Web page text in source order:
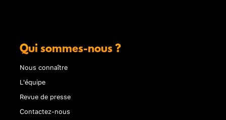
Qui sommes-nous ?
Nous connaître
L'équipe
Revue de presse
Contactez-nous